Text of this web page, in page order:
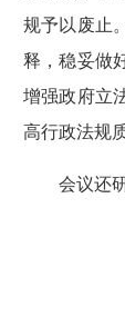
规予以废止
释，稳妥做
增强政府立
高行政法规
会议还